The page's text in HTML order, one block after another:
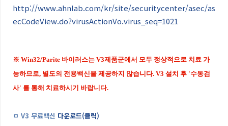
http://www.ahnlab.com/kr/site/securitycenter/asec/as
ecCodeView.do?virusActionVo.virus_seq=1021
※ Win32/Parite 바이러스는 V3제품군에서 모두 정상적으로 치료 가
능하므로, 별도의 전용백신을 제공하지 않습니다. V3 설치 후 '수동검
사' 를 통해 치료하시기 바랍니다.
ㅁ V3 무료백신 다운로드(클릭)